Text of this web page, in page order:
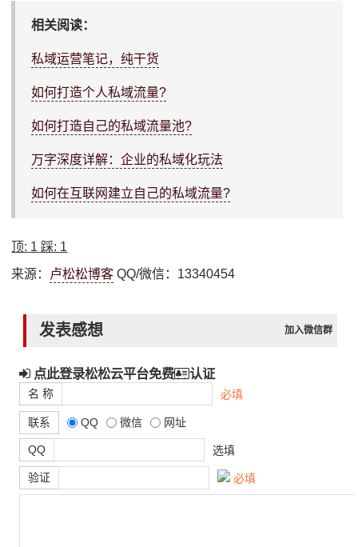
相关阅读：
私域运营笔记，纯干货
如何打造个人私域流量?
如何打造自己的私域流量池?
万字深度详解：企业的私域化玩法
如何在互联网建立自己的私域流量?
顶: 1 踩: 1
来源： 卢松松博客 QQ/微信：13340454
发表感想 加入微信群
点此登录松松云平台免费 认证
名 称 必填
联系 QQ 微信 网址
QQ 选填
验证 必填